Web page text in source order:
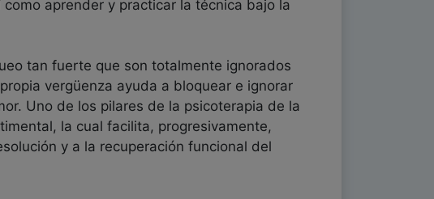
aprender y practicar la técnica bajo la
tan fuerte que son totalmente ignorados
vergüenza ayuda a bloquear e ignorar
Uno de los pilares de la psicoterapia de la
la cual facilita, progresivamente,
y a la recuperación funcional del